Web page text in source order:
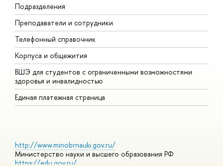
Подразделения
Преподаватели и сотрудники
Телефонный справочник
Корпуса и общежития
ВШЭ для студентов с ограниченными возможностями
здоровья и инвалидностью
Единая платежная страница
http://www.minobrnauki.gov.ru/
Министерство науки и высшего образования РФ
https://edu.gov.ru/